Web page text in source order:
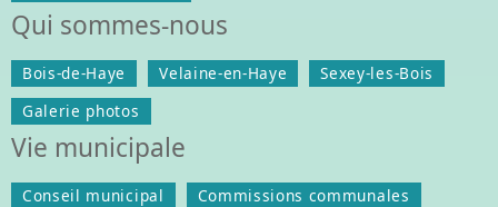
Qui sommes-nous
Bois-de-Haye Velaine-en-Haye
Sexey-les-Bois
Galerie photos
Vie municipale
Conseil municipal
Commissions communales